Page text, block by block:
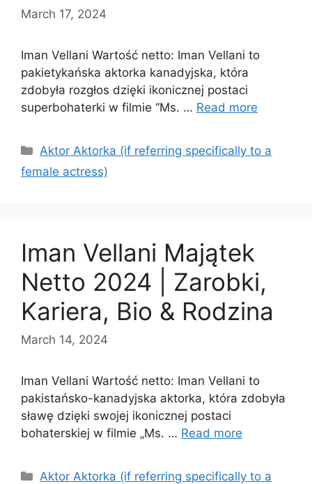
March 17, 2024
Iman Vellani Wartość netto: Iman Vellani to
pakietykańska aktorka kanadyjska, która
zdobyła rozgłos dzięki ikonicznej postaci
superbohaterki w filmie “Ms. … Read more
Categories
Aktor Aktorka (if referring specifically to a
female actress)
Iman Vellani Majątek
Netto 2024 | Zarobki,
Kariera, Bio & Rodzina
March 14, 2024
Iman Vellani Wartość netto: Iman Vellani to
pakistańsko-kanadyjska aktorka, która zdobyła
sławę dzięki swojej ikonicznej postaci
bohaterskiej w filmie „Ms. … Read more
Categories
Aktor Aktorka (if referring specifically to a